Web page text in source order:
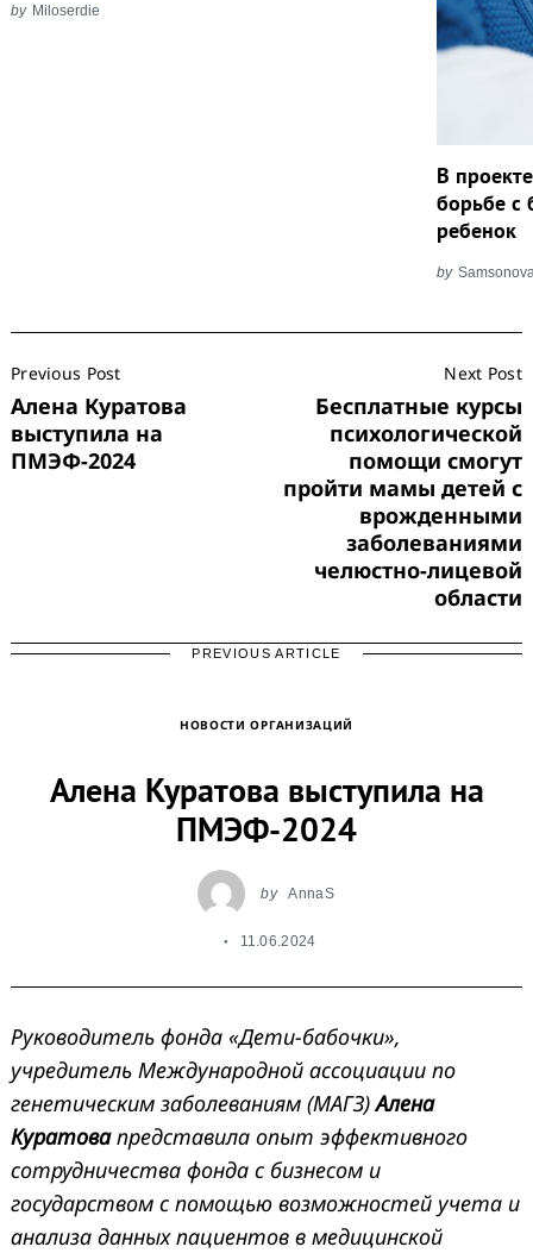
by Miloserdie
В
борьбе с
ребенок
by
Navigation
Previous Post
Алена Куратова
выступила на
ПМЭФ-2024
Next Post
Бесплатные курсы
психологической
помощи смогут
пройти мамы детей с
врожденными
заболеваниями
челюстно-лицевой
области
PREVIOUS ARTICLE
НОВОСТИ ОРГАНИЗАЦИЙ
Алена Куратова выступила на
ПМЭФ-2024
by AnnaS
11.06.2024
Руководитель фонда «Дети-бабочки»,
учредитель Международной ассоциации по
генетическим заболеваниям (МАГЗ)Алена
Куратовапредставила опыт эффективного
сотрудничества фонда с бизнесом и
государством с помощью возможностей учета и
анализа данных пациентов в медицинской